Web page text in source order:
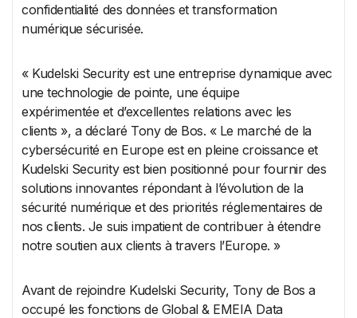
confidentialité des données et transformation
numérique sécurisée.
« Kudelski Security est une entreprise dynamique avec
une technologie de pointe, une équipe
expérimentée et d’excellentes relations avec les
clients », a déclaré Tony de Bos. « Le marché de la
cybersécurité en Europe est en pleine croissance et
Kudelski Security est bien positionné pour fournir des
solutions innovantes répondant à l’évolution de la
sécurité numérique et des priorités réglementaires de
nos clients. Je suis impatient de contribuer à étendre
notre soutien aux clients à travers l’Europe. »
Avant de rejoindre Kudelski Security, Tony de Bos a
occupé les fonctions de Global & EMEIA Data